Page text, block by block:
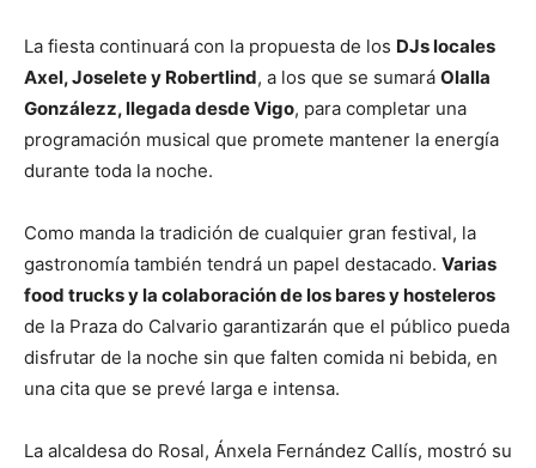
La fiesta continuará con la propuesta de los DJs locales
Axel, Joselete y Robertlind, a los que se sumará Olalla
Gonzálezz, llegada desde Vigo, para completar una
programación musical que promete mantener la energía
durante toda la noche.
Como manda la tradición de cualquier gran festival, la
gastronomía también tendrá un papel destacado. Varias
food trucks y la colaboración de los bares y hosteleros
de la Praza do Calvario garantizarán que el público pueda
disfrutar de la noche sin que falten comida ni bebida, en
una cita que se prevé larga e intensa.
La alcaldesa do Rosal, Ánxela Fernández Callís, mostró su